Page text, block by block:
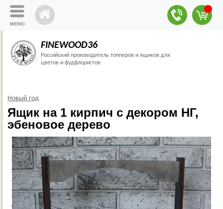
FINEWOOD36
Российский производитель топперов и ящиков для
цветов и фудфлористов
Новый год
Ящик на 1 кирпич с декором НГ,
эбеновое дерево